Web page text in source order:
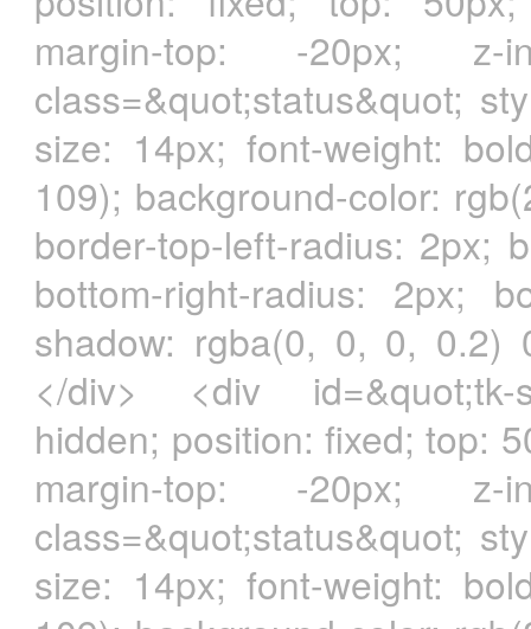
margin-top: -20px; z-
class=&quot;status&quot;
size: 14px; font-weight:
109); background-color:
border-top-left-radius: 2px;
bottom-right-radius: 2px;
shadow: rgba(0, 0, 0, 0.2)
</div> <div id=&quot;tk-
hidden; position: fixed; top:
margin-top: -20px; z-
class=&quot;status&quot;
size: 14px; font-weight: